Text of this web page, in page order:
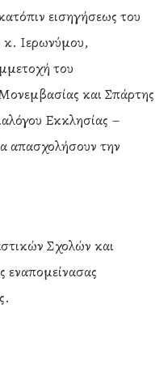
εισηγήσεως του
Ιερωνύμου,
του
και Σπάρτης
Εκκλησίας –
απασχολήσουν την
Σχολών και
εναπομείνασας